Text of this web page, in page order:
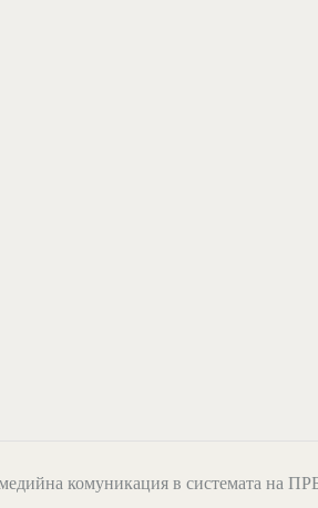
комуникация в системата на